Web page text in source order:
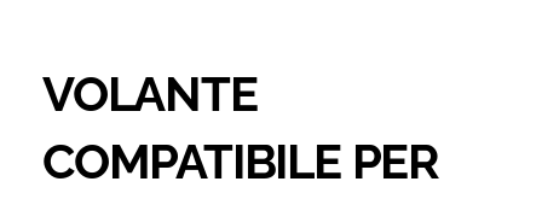
VOLANTE
COMPATIBILE PER